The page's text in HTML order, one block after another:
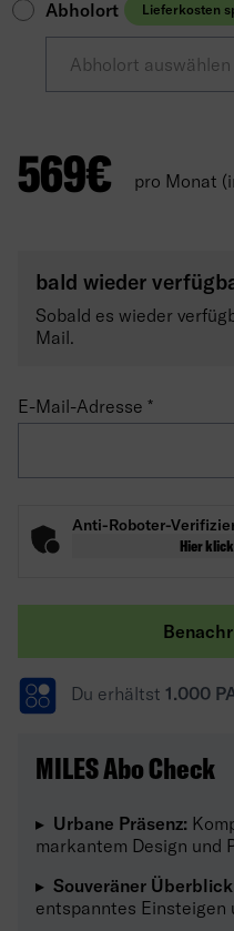
Abholort Lieferkosten
Abholort auswählen
569€ pro Monat
bald wieder
Sobald es wieder
Mail.
E-Mail-Adresse
Anti-Roboter-
Hier
Du erhältst 1.000
MILES Abo Check
▸ Urbane Präsenz:
markantem Design und
▸ Souveräner
entspanntes Einsteigen